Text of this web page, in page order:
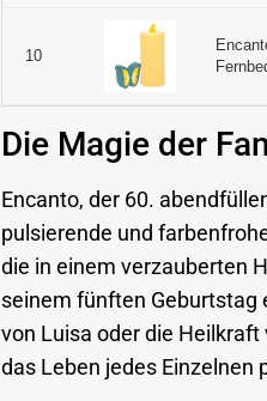
10
Die Magie der
Encanto, der 60.
pulsierende und
die in einem verzauberten
seinem fünften Geburtstag
von Luisa oder die
das Leben jedes Einzelnen